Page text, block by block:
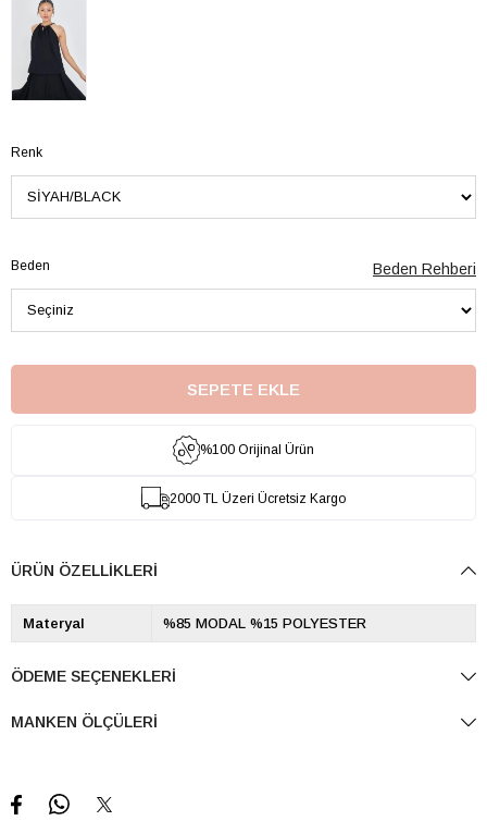
Renk
Beden Beden Rehberi
%100 Orijinal Ürün
2000 TL Üzeri Ücretsiz Kargo
ÜRÜN ÖZELLIKLERI
Materyal %85 MODAL %15 POLYESTER
ÖDEME SEÇENEKLERI
MANKEN ÖLÇÜLERI